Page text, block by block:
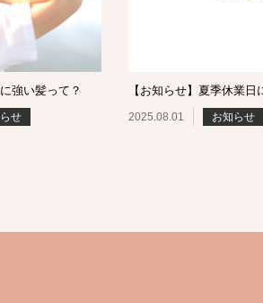
強い髪って？
せ
【お知らせ】夏季休業日
2025.08.01 お知らせ